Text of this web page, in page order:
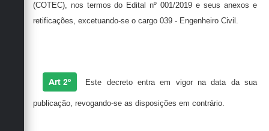
(COTEC), nos termos do Edital nº 001/2019 e seus anexos e
retificações, excetuando-se o cargo 039 - Engenheiro Civil.
Art 2º Este decreto entra em vigor na data da sua
publicação, revogando-se as disposições em contrário.